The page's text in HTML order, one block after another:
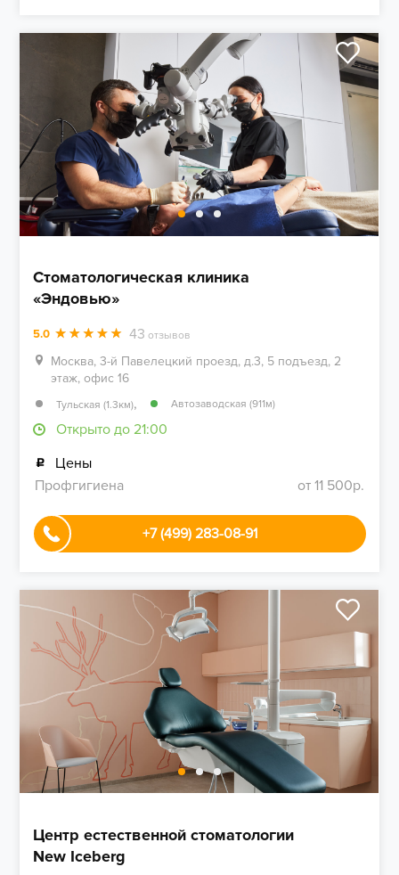
Стоматологическая клиника
«Эндовью»
5.0 43 отзывов
Москва, 3-й Павелецкий проезд, д.3, 5 подъезд, 2
этаж, офис 16
Тульская (1.3км), Автозаводская (911м)
Открыто до 21:00
Цены
Профгигиена
от 11 500р.
+7 (499) 283-08-91
Центр естественной стоматологии
New Iceberg